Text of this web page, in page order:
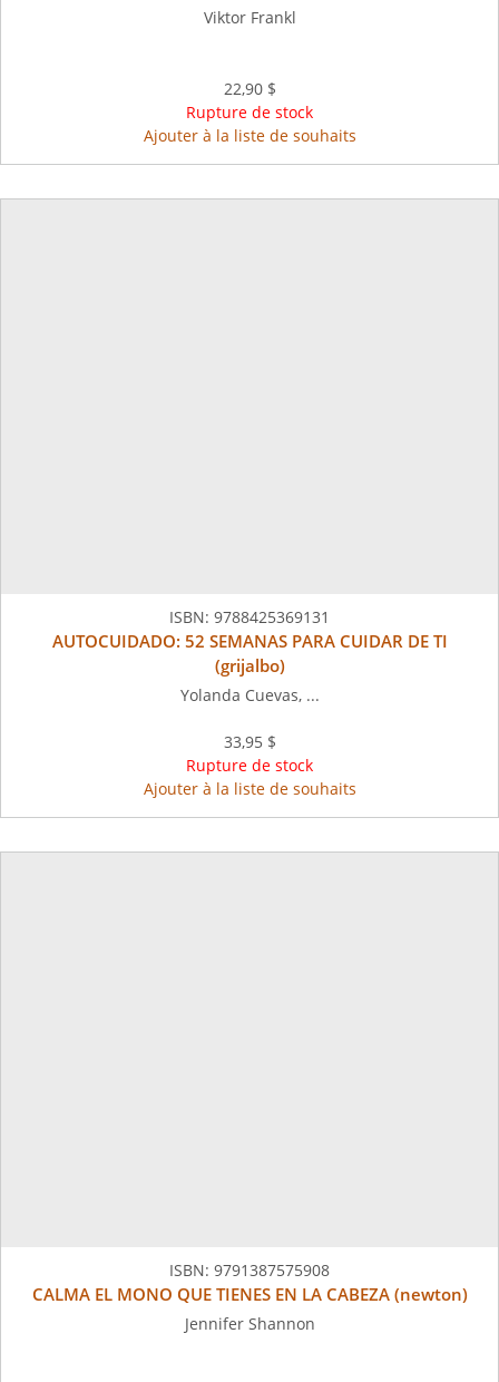
Viktor Frankl
22,90 $
Rupture de stock
Ajouter à la liste de souhaits
ISBN: 9788425369131
AUTOCUIDADO: 52 SEMANAS PARA CUIDAR DE TI
(grijalbo)
Yolanda Cuevas, ...
33,95 $
Rupture de stock
Ajouter à la liste de souhaits
ISBN: 9791387575908
CALMA EL MONO QUE TIENES EN LA CABEZA (newton)
Jennifer Shannon